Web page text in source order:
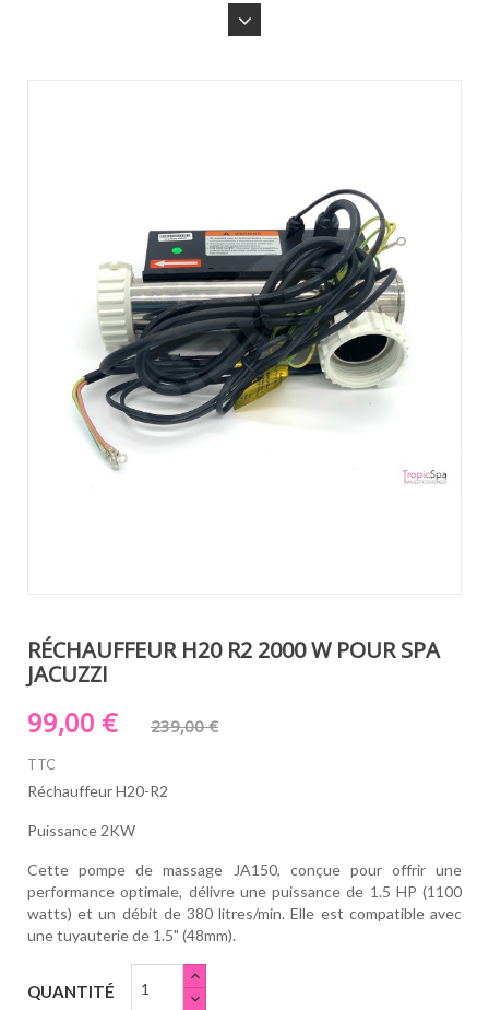
RÉCHAUFFEUR H20 R2 2000 W POUR SPA
JACUZZI
99,00 € 239,00 €
TTC
Réchauffeur H20-R2
Puissance 2KW
Cette pompe de massage JA150, conçue pour offrir une
performance optimale, délivre une puissance de 1.5 HP (1100
watts) et un débit de 380 litres/min. Elle est compatible avec
une tuyauterie de 1.5" (48mm).
QUANTITÉ